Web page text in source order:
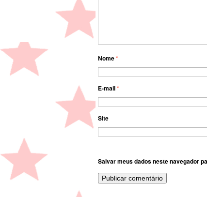
Nome*
E-mail*
Site
Salvar meus dados neste navegador